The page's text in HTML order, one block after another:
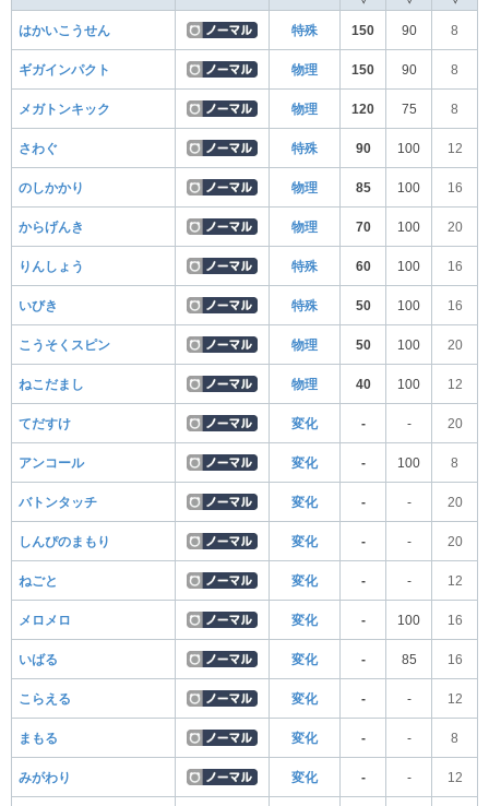
はかいこうせん 特殊 150 90 8
ギガインパクト 物理 150 90 8
メガトンキック 物理 120 75 8
さわぐ 特殊 90 100 12
のしかかり 物理 85 100 16
からげんき 物理 70 100 20
りんしょう 特殊 60 100 16
いびき 特殊 50 100 16
こうそくスピン 物理 50 100 20
ねこだまし 物理 40 100 12
てだすけ 変化 - - 20
アンコール 変化 - 100 8
バトンタッチ 変化 - - 20
しんぴのまもり 変化 - - 20
ねごと 変化 - - 12
メロメロ 変化 - 100 16
いばる 変化 - 85 16
こらえる 変化 - - 12
まもる 変化 - - 8
みがわり 変化 - - 12